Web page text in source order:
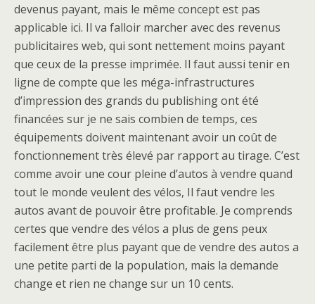
devenus payant, mais le même concept est pas
applicable ici. Il va falloir marcher avec des revenus
publicitaires web, qui sont nettement moins payant
que ceux de la presse imprimée. Il faut aussi tenir en
ligne de compte que les méga-infrastructures
d’impression des grands du publishing ont été
financées sur je ne sais combien de temps, ces
équipements doivent maintenant avoir un coût de
fonctionnement très élevé par rapport au tirage. C’est
comme avoir une cour pleine d’autos à vendre quand
tout le monde veulent des vélos, Il faut vendre les
autos avant de pouvoir être profitable. Je comprends
certes que vendre des vélos a plus de gens peux
facilement être plus payant que de vendre des autos a
une petite parti de la population, mais la demande
change et rien ne change sur un 10 cents.